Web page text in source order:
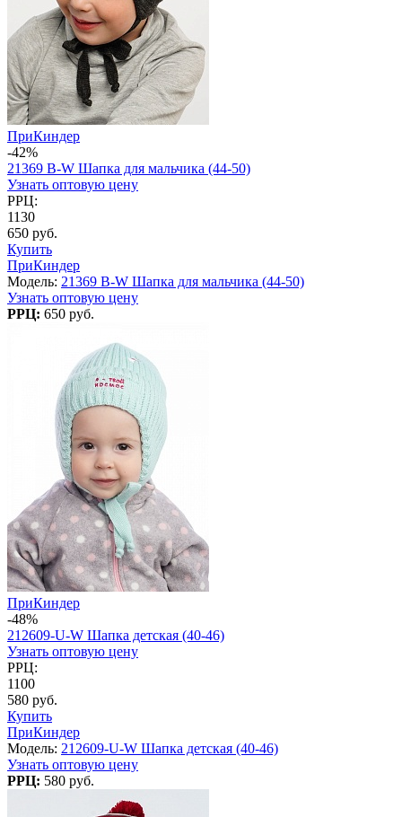
ПриКиндер
-42%
21369 B-W Шапка для мальчика (44-50)
Узнать оптовую цену
РРЦ:
1130
650 руб.
Купить
ПриКиндер
Модель: 21369 B-W Шапка для мальчика (44-50)
Узнать оптовую цену
РРЦ: 650 руб.
ПриКиндер
-48%
212609-U-W Шапка детская (40-46)
Узнать оптовую цену
РРЦ:
1100
580 руб.
Купить
ПриКиндер
Модель: 212609-U-W Шапка детская (40-46)
Узнать оптовую цену
РРЦ: 580 руб.